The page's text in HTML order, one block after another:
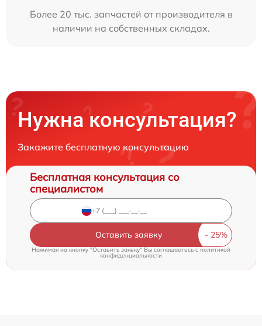
Более 20 тыс. запчастей от производителя в
наличии на собственных складах.
Нужна консультация?
Закажите бесплатную консультацию
Бесплатная консультация со
специалистом
Оставить заявку
Нажимая на кнопку "Оставить заявку" Вы соглашаетесь cполитикой
конфиденциальности